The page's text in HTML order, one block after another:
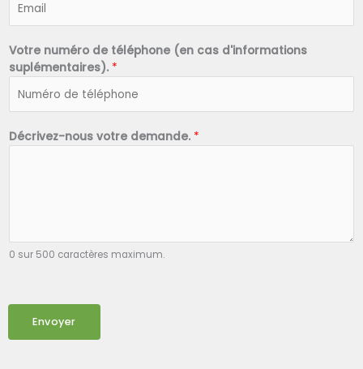
Votre numéro de téléphone (en cas d'informations
suplémentaires). *
Décrivez-nous votre demande. *
0 sur 500 caractères maximum.
Envoyer